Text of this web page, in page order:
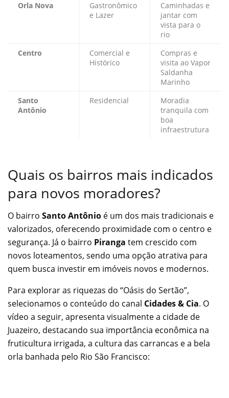
Orla Nova
Gastronômico
e Lazer
Caminhadas e
jantar com
vista para o
rio
Centro
Comercial e
Histórico
Compras e
visita ao Vapor
Saldanha
Marinho
Santo
Antônio
Residencial
Moradia
tranquila com
boa
infraestrutura
Quais os bairros mais indicados
para novos moradores?
O bairro Santo Antônio é um dos mais tradicionais e
valorizados, oferecendo proximidade com o centro e
segurança. Já o bairro Piranga tem crescido com
novos loteamentos, sendo uma opção atrativa para
quem busca investir em imóveis novos e modernos.
Para explorar as riquezas do “Oásis do Sertão”,
selecionamos o conteúdo do canal Cidades & Cia. O
vídeo a seguir, apresenta visualmente a cidade de
Juazeiro, destacando sua importância econômica na
fruticultura irrigada, a cultura das carrancas e a bela
orla banhada pelo Rio São Francisco: